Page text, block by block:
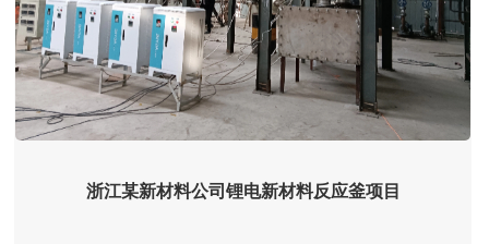
浙江某新材料公司锂电新材料反应釜项目